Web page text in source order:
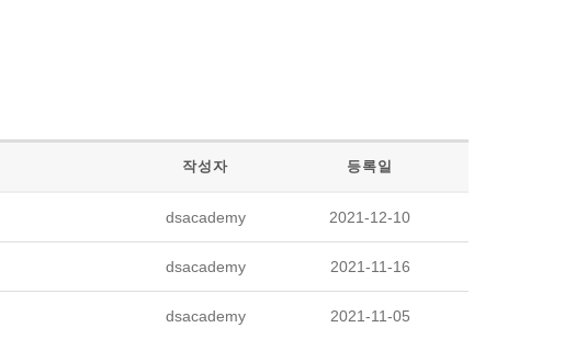
작성자 등록일
dsacademy 2021-12-10
dsacademy 2021-11-16
dsacademy 2021-11-05